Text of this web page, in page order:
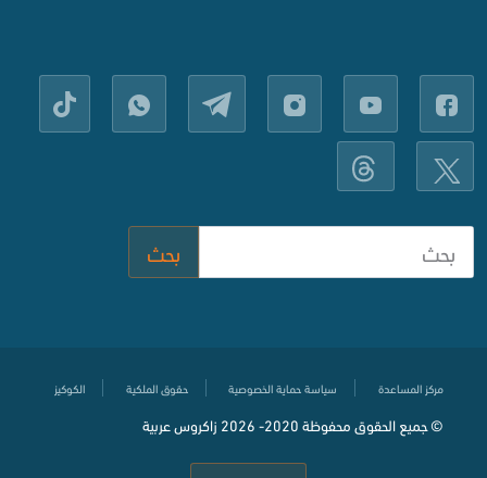
بحث
مركز المساعدة سياسة حماية الخصوصية حقوق الملكية الكوكيز
© جميع الحقوق محفوظة 2020- 2026 زاكروس عربية